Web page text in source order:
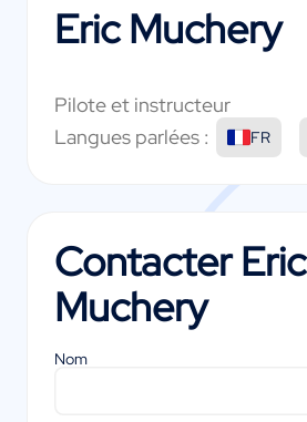
Eric Muchery
Pilote et instructeur
Langues parlées :
FR
ContacterEric
Muchery
Nom